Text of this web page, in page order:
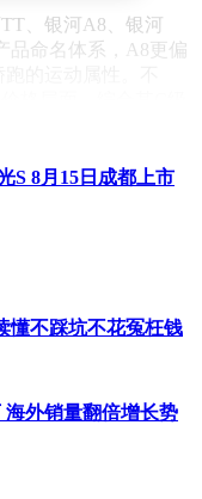
、银河A8、银河
品命名体系，A8更偏
格层面，综合其C级
达以及578匹的性能
亚迪海豹等热门纯电
的全品类布局。此
空白，而TT的到来
智驾+顶级电池+强悍
颜值、运动和豪华
20万级国产性能轿跑
S 8月15日成都上市
懂不踩坑不花冤枉钱
海外销量翻倍增长势